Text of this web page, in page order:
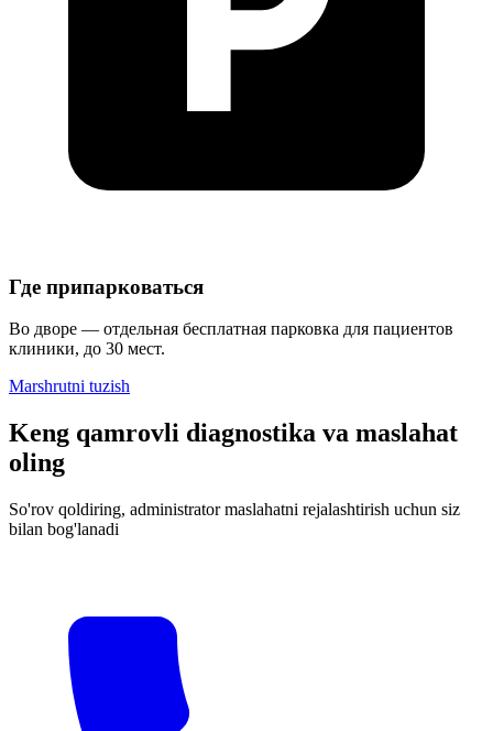
Где припарковаться
Во дворе — отдельная бесплатная парковка для пациентов
клиники, до 30 мест.
Marshrutni tuzish
Keng qamrovli diagnostika va maslahat
oling
So'rov qoldiring, administrator maslahatni rejalashtirish uchun siz
bilan bog'lanadi